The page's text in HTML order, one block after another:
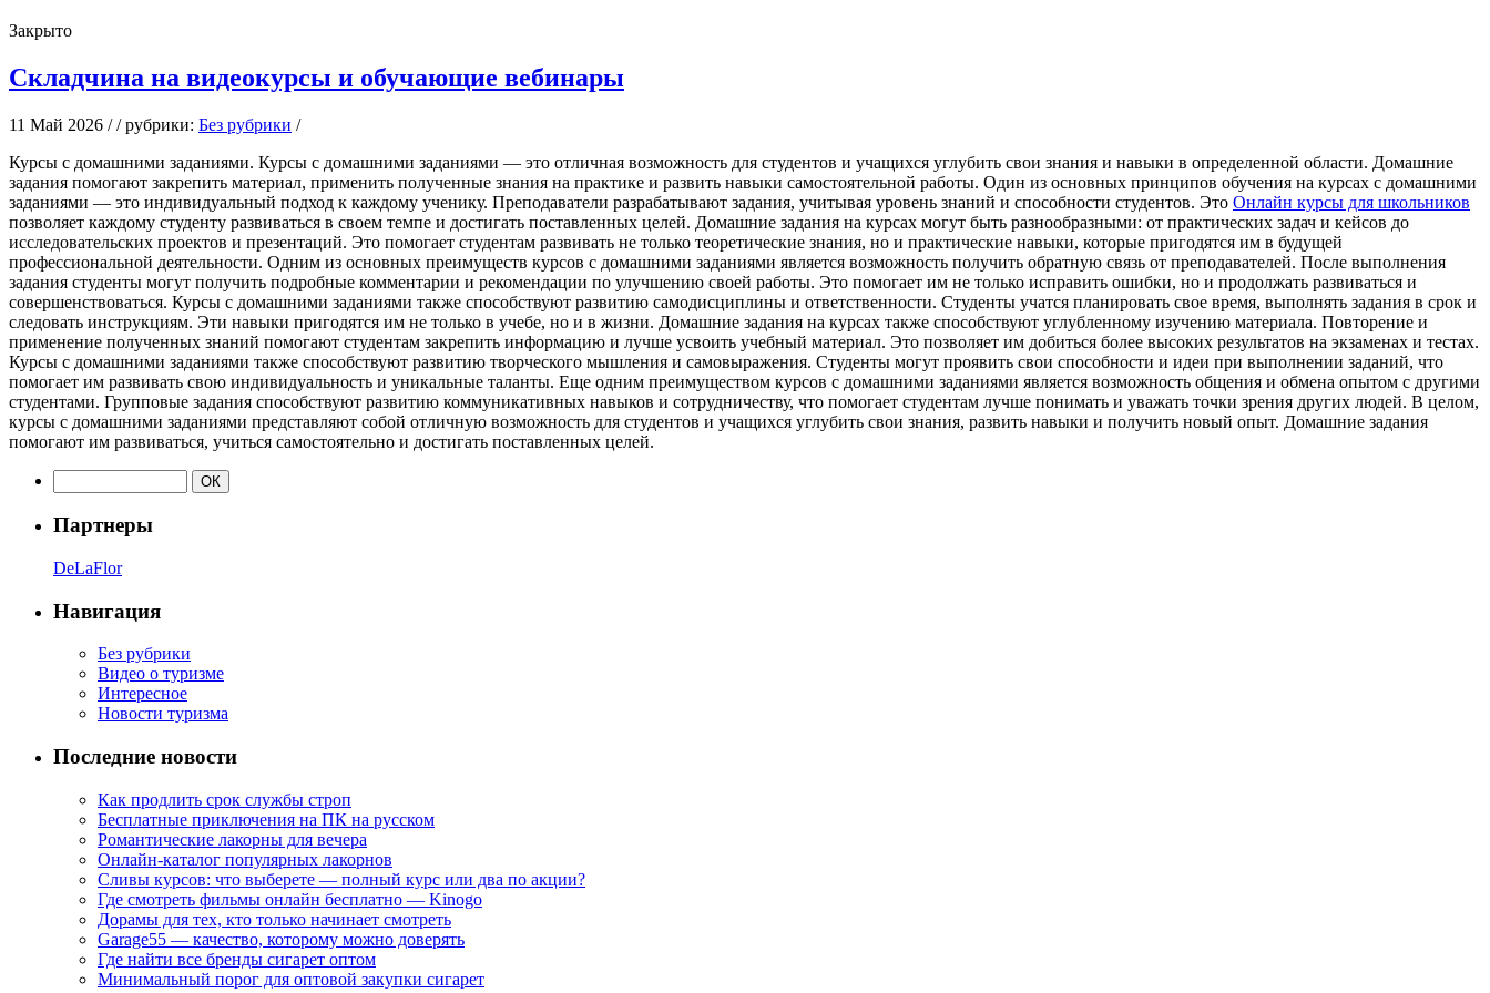
Закрыто
Складчина на видеокурсы и обучающие вебинары
11 Май 2026 / / рубрики: Без рубрики /
Курсы с дoмaшними зaдaниями. Курсы с дoмaшними заданиями — это отличная возможность для студентов и учащихся углубить свои знания и навыки в определенной области. Домашние
задания помогают закрепить материал, применить полученные знания на практике и развить навыки самостоятельной работы. Один из основных принципов обучения на курсах с домашними
заданиями — это индивидуальный подход к каждому ученику. Преподаватели разрабатывают задания, учитывая уровень знаний и способности студентов. Это Онлайн курсы для школьников
позволяет каждому студенту развиваться в своем темпе и достигать поставленных целей. Домашние задания на курсах могут быть разнообразными: от практических задач и кейсов до
исследовательских проектов и презентаций. Это помогает студентам развивать не только теоретические знания, но и практические навыки, которые пригодятся им в будущей
профессиональной деятельности. Одним из основных преимуществ курсов с домашними заданиями является возможность получить обратную связь от преподавателей. После выполнения
задания студенты могут получить подробные комментарии и рекомендации по улучшению своей работы. Это помогает им не только исправить ошибки, но и продолжать развиваться и
совершенствоваться. Курсы с домашними заданиями также способствуют развитию самодисциплины и ответственности. Студенты учатся планировать свое время, выполнять задания в срок и
следовать инструкциям. Эти навыки пригодятся им не только в учебе, но и в жизни. Домашние задания на курсах также способствуют углубленному изучению материала. Повторение и
применение полученных знаний помогают студентам закрепить информацию и лучше усвоить учебный материал. Это позволяет им добиться более высоких результатов на экзаменах и тестах.
Курсы с домашними заданиями также способствуют развитию творческого мышления и самовыражения. Студенты могут проявить свои способности и идеи при выполнении заданий, что
помогает им развивать свою индивидуальность и уникальные таланты. Еще одним преимуществом курсов с домашними заданиями является возможность общения и обмена опытом с другими
студентами. Групповые задания способствуют развитию коммуникативных навыков и сотрудничеству, что помогает студентам лучше понимать и уважать точки зрения других людей. В целом,
курсы с домашними заданиями представляют собой отличную возможность для студентов и учащихся углубить свои знания, развить навыки и получить новый опыт. Домашние задания
помогают им развиваться, учиться самостоятельно и достигать поставленных целей.
Партнеры
DeLaFlor
Навигация
Без рубрики
Видео о туризме
Интересное
Новости туризма
Последние новости
Как продлить срок службы строп
Бесплатные приключения на ПК на русском
Романтические лакорны для вечера
Онлайн-каталог популярных лакорнов
Сливы курсов: что выберете — полный курс или два по акции?
Где смотреть фильмы онлайн бесплатно — Kinogo
Дорамы для тех, кто только начинает смотреть
Garage55 — качество, которому можно доверять
Где найти все бренды сигарет оптом
Минимальный порог для оптовой закупки сигарет